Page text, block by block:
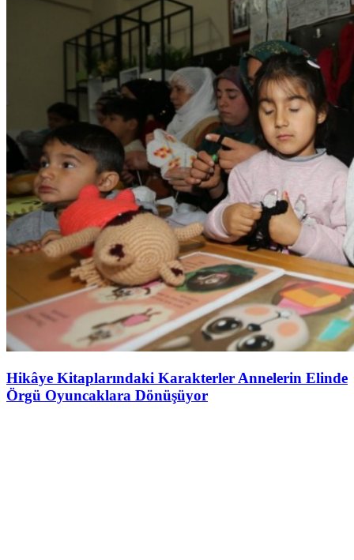
Hikâye Kitaplarındaki Karakterler Annelerin Elinde
Örgü Oyuncaklara Dönüşüyor